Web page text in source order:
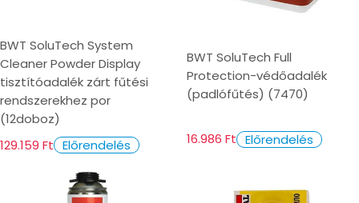
BWT SoluTech System
Cleaner Powder Display
tisztítóadalék zárt fűtési
rendszerekhez por
(12doboz)
129.159 Ft Előrendelés
BWT SoluTech Full
Protection-védőadalék
(padlófűtés) (7470)
16.986 Ft Előrendelés